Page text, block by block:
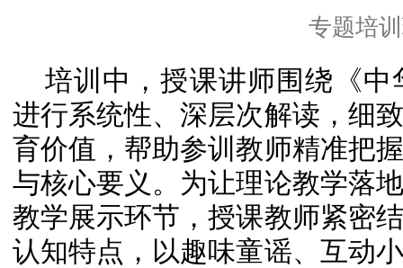
专题培
培训中，授课讲师围绕《
进行系统性、深层次解读，细
育价值，帮助参训教师精准把
与核心要义。为让理论教学落
教学展示环节，授课教师紧密
认知特点，以趣味童谣、互动